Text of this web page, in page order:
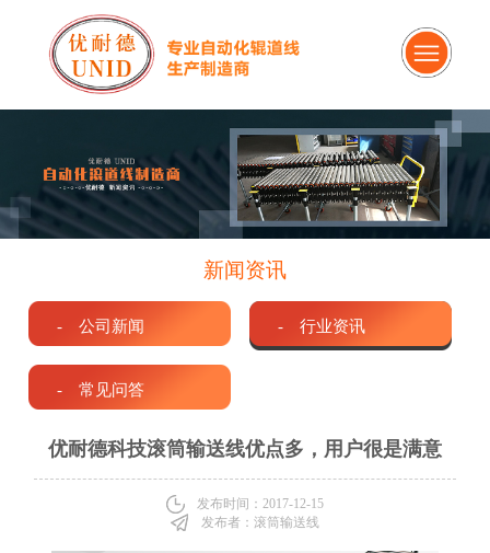
新闻资讯
- 公司新闻 - 行业资讯
- 常见问答
优耐德科技滚筒输送线优点多，用户很是满意
发布时间：2017-12-15
发布者：滚筒输送线